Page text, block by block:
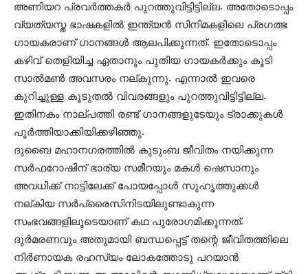
അണിയറ പ്രവര്‍ത്തകര്‍ പുറത്തുവിട്ടിട്ടില്ല. അതോടൊപ്പം
വ്യത്യസ്ത ഭാഷകളില്‍ ഇന്ത്യന്‍ സിനിമകളിലെ പ്രഗത്ഭ
ഗായകരാണ് ഗാനങ്ങള്‍ ആലപിക്കുന്നത്. ഇതോടൊപ്പം
കഴിവ് തെളിയിച്ച ഏതാനും പുതിയ ഗായകര്‍ക്കും കൂടി
സാല്‍മണ്‍ അവസരം നല്കുന്നു. എന്നാല്‍ ഇവരെ
കുറിച്ചുള്ള കൂടുതല്‍ വിവരങ്ങളും പുറത്തുവിട്ടിട്ടില്ല.
ഇതിനകം നാല്പത്തി രണ്ട് ഗാനങ്ങളുടേയും ട്രാക്കുകള്‍
പൂര്‍ത്തിയാക്കിയിക്കഴിഞ്ഞു.
ദുബൈ മഹാനഗരത്തില്‍ കുടുംബ ജീവിതം നയിക്കുന്ന
സര്‍ഫറോഷിന് ഭാര്യ സമീറയും മകള്‍ ഷെസാനും
അവധിക്ക് നാട്ടിലേക്ക് പോയപ്പോള്‍ സുഹൃത്തുക്കള്‍
നല്കിയ സര്‍പ്രൈസിനിടയിലുണ്ടാകുന്ന
സംഭവങ്ങളിലൂടെയാണ് കഥ പുരോഗമിക്കുന്നത്.
ദുര്‍മരണവും അതുമായി ബന്ധപ്പെട്ട് തന്റെ ജീവിതത്തിലെ
നിര്‍ണായക രഹസ്യം ലോകത്തോടു പറയാന്‍